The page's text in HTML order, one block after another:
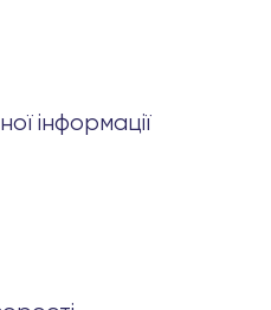
інформації